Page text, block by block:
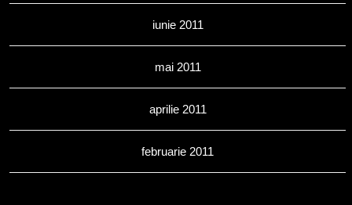
iunie 2011
mai 2011
aprilie 2011
februarie 2011